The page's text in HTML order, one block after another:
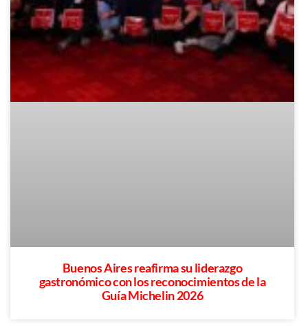
Buenos Aires reafirma su liderazgo
gastronómico con los reconocimientos de la
Guía Michelin 2026